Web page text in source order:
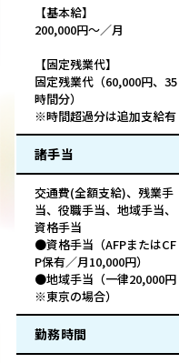
【基本給】
200,000円～／月
【固定残業代】
固定残業代（60,000円、35
時間分）
※時間超過分は追加支給有
諸手当
交通費(全額支給)、残業手
当、役職手当、地域手当、
資格手当
●資格手当（AFPまたはCF
P保有／月10,000円）
●地域手当（一律20,000円
※東京の場合）
勤務時間